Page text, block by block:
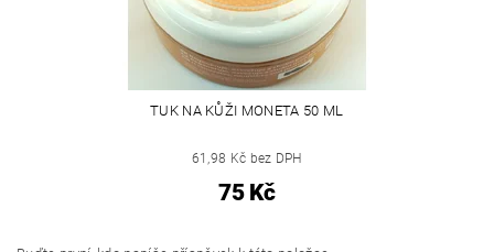
TUK NA KŮŽI MONETA 50 ML
61,98 Kč bez DPH
75 Kč